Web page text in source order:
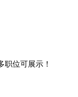
位可展示！